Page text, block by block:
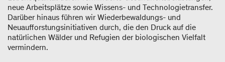
neue Arbeitsplätze sowie Wissens- und Technologietransfer.
Darüber hinaus führen wir Wiederbewaldungs- und
Neuaufforstungsinitiativen durch, die den Druck auf die
natürlichen Wälder und Refugien der biologischen Vielfalt
vermindern.